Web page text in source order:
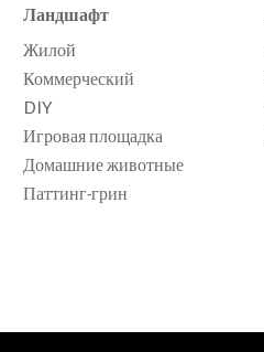
Ландшафт
Жилой
Коммерческий
DIY
Игровая площадка
Домашние животные
Паттинг-грин